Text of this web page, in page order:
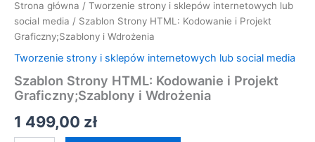
Strona główna / Tworzenie strony i sklepów internetowych lub
social media / Szablon Strony HTML: Kodowanie i Projekt
Graficzny;Szablony i Wdrożenia
Tworzenie strony i sklepów internetowych lub social media
Szablon Strony HTML: Kodowanie i Projekt
Graficzny;Szablony i Wdrożenia
1 499,00 zł